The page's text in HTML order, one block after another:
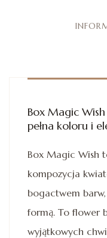
Box Magic
pełna koloru i
Box Magic Wish
kompozycja
bogactwem
formą. To flower
wyjątkowych